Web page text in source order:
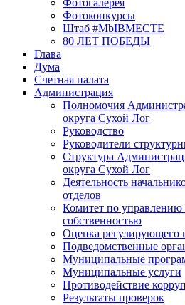
Фотогалерея
Фотоконкурсы
Штаб #MbIBMECTE
80 ЛЕТ ПОБЕДЫ
Глава
Дума
Счетная палата
Администрация
Полномочия
округа Сухой Лог
Руководство
Руководители
Структура
округа Сухой Лог
Деятельность
отделов
Комитет по
собственностью
Оценка регулирующего
Подведомственные
Муниципальные
Муниципальные услуги
Противодействие
Результаты проверок